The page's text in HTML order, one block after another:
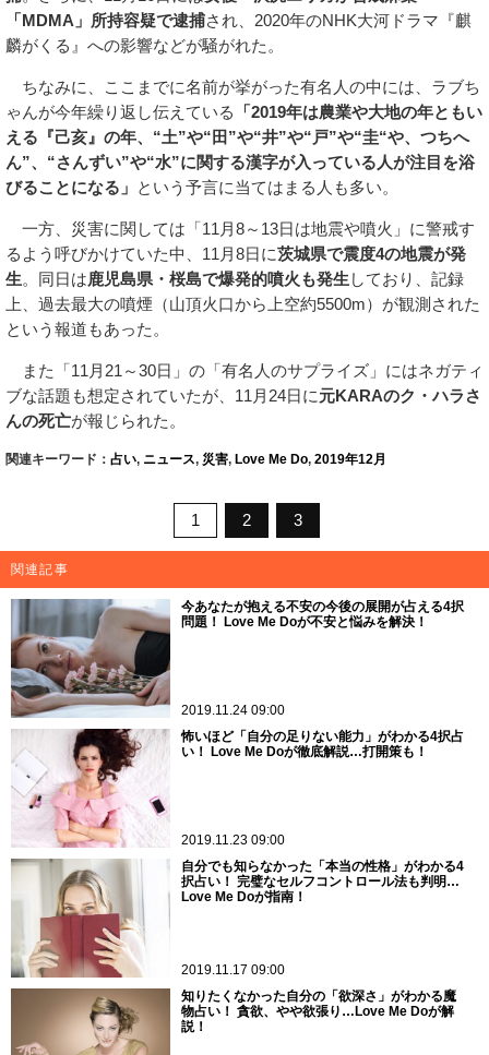
「MDMA」所持容疑で逮捕され、2020年のNHK大河ドラマ『麒
麟がくる』への影響などが騒がれた。
ちなみに、ここまでに名前が挙がった有名人の中には、ラブち
ゃんが今年繰り返し伝えている
「2019年は農業や大地の年ともい
える『己亥』の年、“土”や“田”や“井”や“戸”や“圭“や、つちへ
ん”、“さんずい”や“水”に関する漢字が入っている人が注目を浴
びることになる」 という予言に当てはまる人も多い。
一方、災害に関しては「11月8～13日は地震や噴火」に警戒す
るよう呼びかけていた中、11月8日に茨城県で震度4の地震が発
生。同日は鹿児島県・桜島で爆発的噴火も発生 しており、記録
上、過去最大の噴煙（山頂火口から上空約5500m）が観測された
という報道もあった。
また「11月21～30日」の「有名人のサプライズ」にはネガティ
ブな話題も想定されていたが、11月24日に元KARAのク・ハラさ
んの死亡が報じられた。
関連キーワード： 占い, ニュース, 災害, Love Me Do, 2019年12月
1 2 3
関連記事
今あなたが抱える不安の今後の展開が占える4択
問題！ Love Me Doが不安と悩みを解決！
2019.11.24 09:00
怖いほど「自分の足りない能力」がわかる4択占
い！ Love Me Doが徹底解説…打開策も！
2019.11.23 09:00
自分でも知らなかった「本当の性格」がわかる4
択占い！ 完璧なセルフコントロール法も判明…
Love Me Doが指南！
2019.11.17 09:00
知りたくなかった自分の「欲深さ」がわかる魔
物占い！ 貪欲、やや欲張り…Love Me Doが解
説！